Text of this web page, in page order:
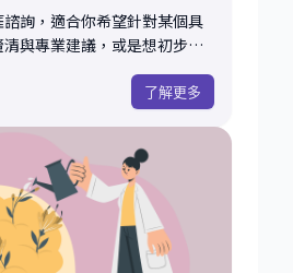
諮詢，適合你希望針對某個具
與專業建議，或是想初步了
方式。這也是許多學員進行
時間內，我們
。 為了讓對談更聚
在會前做以下幾項準備： • 閱
背景簡述，快速掌握你的職涯
了解更多